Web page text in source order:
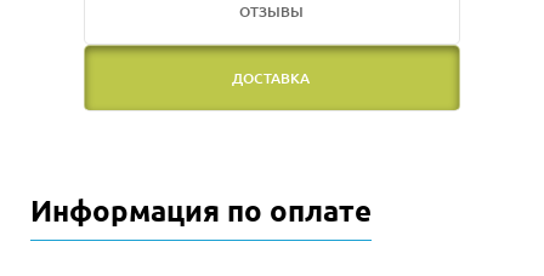
ОТЗЫВЫ
ДОСТАВКА
Информация по оплате